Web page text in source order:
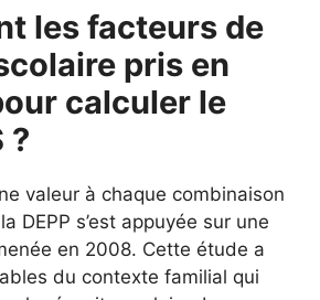
les facteurs de
pris en
calculer le
?
valeur à chaque combinaison
DEPP s’est appuyée sur une
en 2008. Cette étude a
du contexte familial qui